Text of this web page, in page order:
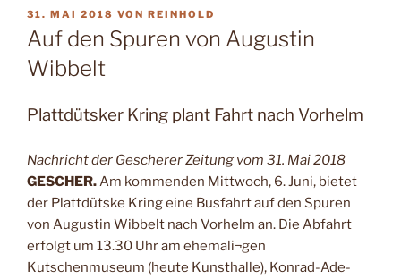
VERÖFFENTLICHT
AM
31. MAI 2018 VON REINHOLD
Auf den Spuren von Augustin
Wibbelt
Plattdütsker Kring plant Fahrt nach Vorhelm
Nachricht der Gescherer Zeitung vom 31. Mai 2018
GESCHER.Am kommenden Mittwoch, 6. Juni, bietet
der Plattdütske Kring eine Busfahrt auf den Spuren
von Augustin Wibbelt nach Vorhelm an. Die Abfahrt
erfolgt um 13.30 Uhr am ehemali¬gen
Kutschenmuseum (heute Kunsthalle), Konrad-Ade-